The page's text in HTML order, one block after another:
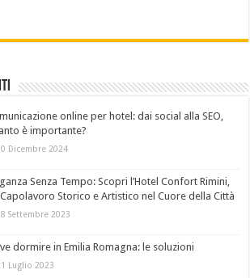
online per hotel: dai social alla SEO,
è importante?
Dicembre 2024
Senza Tempo: Scopri l’Hotel Confort Rimini,
Storico e Artistico nel Cuore della Città
Settembre 2023
dormire in Emilia Romagna: le soluzioni
Luglio 2023